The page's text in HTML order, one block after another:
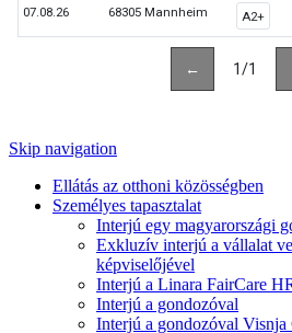
Skip navigation
Ellátás az otthoni közösségben
Személyes tapasztalat
Interjú egy magyarországi
Exkluzív interjú a vállalat
képviselőjével
Interjú a Linara FairCare
Interjú a gondozóval
Interjú a gondozóval Visnja